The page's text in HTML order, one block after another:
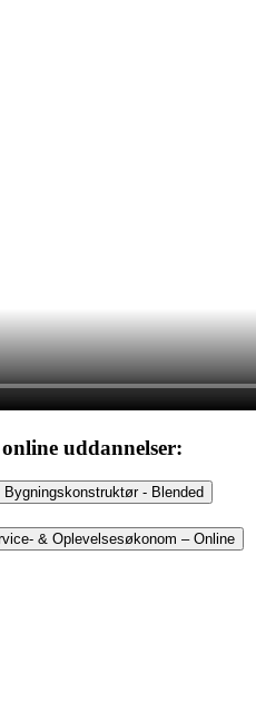
uddannelser:
Bygningskonstruktør - Blended
& Oplevelsesøkonom – Online